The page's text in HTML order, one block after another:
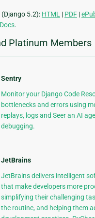
5.2): HTML | PDF |
.
Platinum Members
Sentry
Monitor your Django Code
bottlenecks and errors using
replays, logs and Seer an AI
debugging.
JetBrains
JetBrains delivers intelligent
that make developers more
simplifying their challenging
the routine, and helping them